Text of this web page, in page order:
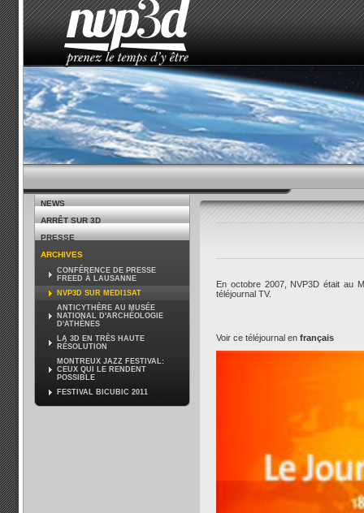
ACCUEIL LE STUDIO ACTUALITÉS
NEWS
ARRÊT SUR 3D
PRESSE
ARCHIVES
CONFÉRENCE DE PRESSE
FREED À LAUSANNE
NVP3D SUR MEDI1SAT
ANTICYTHÈRE AU MUSÉE
NATIONAL D'ARCHÉOLOGIE
D'ATHÈNES
LA 3D EN TRÈS HAUTE
RÉSOLUTION
MONTREUX JAZZ FESTIVAL:
CEUX QUI LE RENDENT
POSSIBLE
FESTIVAL BICUBIC 2011
En octobre 2007, NVP3D était au
téléjournal TV.
Voir ce téléjournal en français